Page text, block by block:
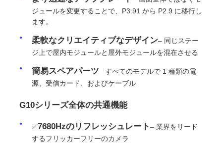
屋外の導かれた看板
ジュールを変更することで、P3.91 から P2.9 に移行し
ます。
柔軟なクリエイティブなデザイン– 同じステー
ジ上で屋内モジュールと屋外モジュールを混在させる
簡易スペアパーツ– すべてのモデルで 1 種類の電
源、受信カード、およびケーブル
G10シリーズ全体の共通機能
✅7680Hzのリフレッシュレート– 業界をリード
するフリッカーフリーのカメラ